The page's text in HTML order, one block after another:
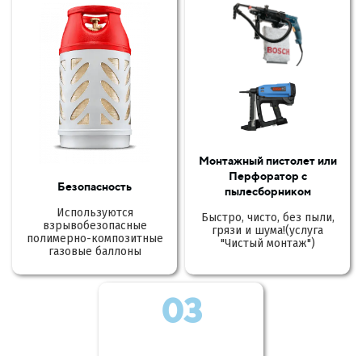
Безопасность
Используются
взрывобезопасные
полимерно-композитные
газовые баллоны
Монтажный пистолет или
Перфоратор с
пылесборником
Быстро, чисто, без пыли,
грязи и шума!(услуга
"Чистый монтаж")
03